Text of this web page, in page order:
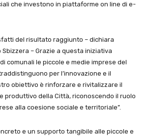
che investono in piattaforme on line di e-
del risultato raggiunto – dichiara
Sbizzera – Grazie a questa iniziativa
comunali le piccole e medie imprese del
per l’innovazione e il
obiettivo è rinforzare e rivitalizzare il
produttivo della Città, riconoscendo il ruolo
alla coesione sociale e territoriale”.
e un supporto tangibile alle piccole e